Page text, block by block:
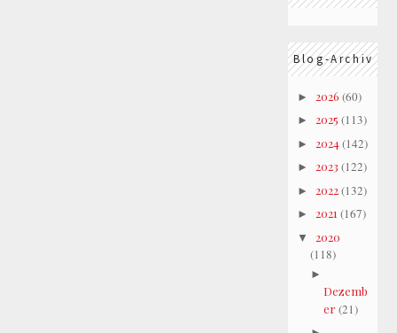
Blog-Archiv
► 2026 (60)
► 2025 (113)
► 2024(142)
► 2023 (122)
► 2022(132)
► 2021 (167)
▼ 2020
(118)
►
Dezemb
er(21)